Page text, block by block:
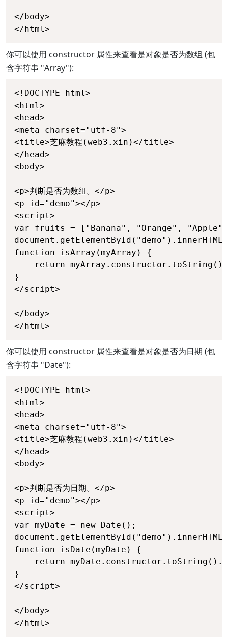
</body>
</html>
你可以使用 constructor 属性来查看是对象是否为数组 (包
含字符串 "Array"):
<!DOCTYPE html>
<html>
<head>
<meta charset="utf-8">
<title>芝麻教程(web3.xin)</title>
</head>
<body>
<p>判断是否为数组。</p>
<p id="demo"></p>
<script>
var fruits = ["Banana", "Orange",
function isArray(myArray) {
return
}
</script>
</body>
</html>
你可以使用 constructor 属性来查看是对象是否为日期 (包
含字符串 "Date"):
<!DOCTYPE html>
<html>
<head>
<meta charset="utf-8">
<title>芝麻教程(web3.xin)</title>
</head>
<body>
<p>判断是否为日期。</p>
<p id="demo"></p>
<script>
var myDate = new Date();
function isDate(myDate) {
return
}
</script>
</body>
</html>